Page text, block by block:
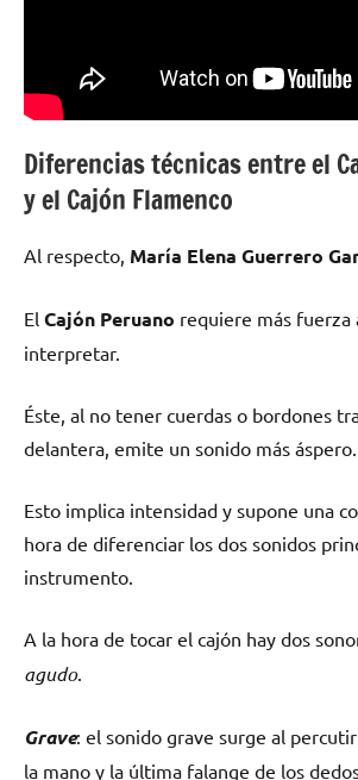
Diferencias técnicas entre el
y el Cajón Flamenco
Al respecto, María Elena Guerrero
El Cajón Peruano requiere más fuerza
interpretar.
Éste, al no tener cuerdas o bordones
delantera, emite un sonido más áspero.
Esto implica intensidad y supone una
hora de diferenciar los dos sonidos
instrumento.
A la hora de tocar el cajón hay dos
agudo.
Grave: el sonido grave surge al
la mano y la última falange de los